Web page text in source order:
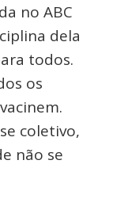
no ABC
dela
todos.
os
coletivo,
não se